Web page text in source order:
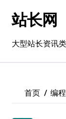
站长网
大型站长资讯
首页 编程